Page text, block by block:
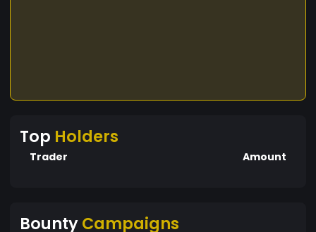
Top Holders
Trader Amount
BountyCampaigns